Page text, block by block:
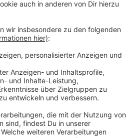
redest: fünfzehn Minuten, kein
Unternehmern ihr
Video, Strategie. Studio:
in/friesenecker
·Spotify·YouTube·alle